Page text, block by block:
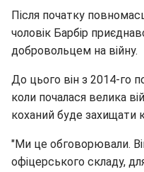
Після початку
чоловік Барбір
добровольцем на війну.
До цього він з 2014-го
коли почалася велика
коханий буде захищати
"Ми це обговорювали.
офіцерського складу,